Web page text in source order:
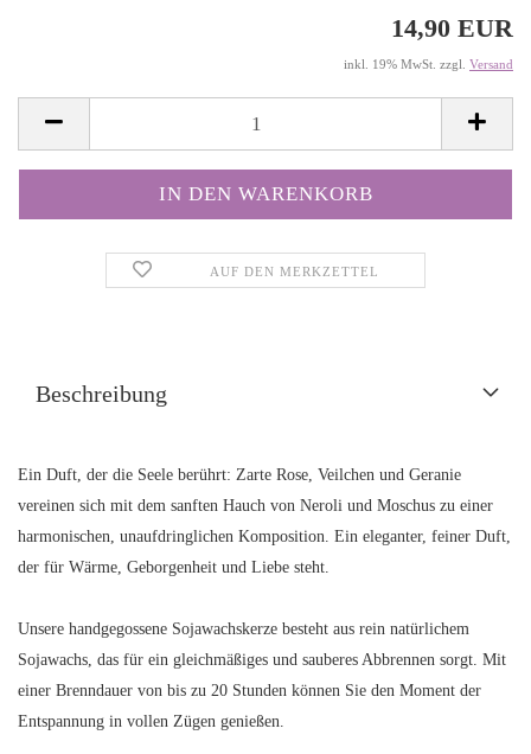
14,90 EUR
inkl. 19% MwSt. zzgl. Versand
AUF DEN MERKZETTEL
Beschreibung
Ein Duft, der die Seele berührt: Zarte Rose, Veilchen und Geranie
vereinen sich mit dem sanften Hauch von Neroli und Moschus zu einer
harmonischen, unaufdringlichen Komposition. Ein eleganter, feiner Duft,
der für Wärme, Geborgenheit und Liebe steht.
Unsere handgegossene Sojawachskerze besteht aus rein natürlichem
Sojawachs, das für ein gleichmäßiges und sauberes Abbrennen sorgt. Mit
einer Brenndauer von bis zu 20 Stunden können Sie den Moment der
Entspannung in vollen Zügen genießen.